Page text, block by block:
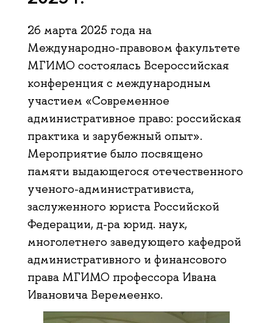
26 марта 2025 года на
Международно-правовом факультете
МГИМО состоялась Всероссийская
конференция с международным
участием «Современное
административное право: российская
практика и зарубежный опыт».
Мероприятие было посвящено
памяти выдающегося отечественного
ученого-административиста,
заслуженного юриста Российской
Федерации, д-ра юрид. наук,
многолетнего заведующего кафедрой
административного и финансового
права МГИМО профессора Ивана
Ивановича Веремеенко.